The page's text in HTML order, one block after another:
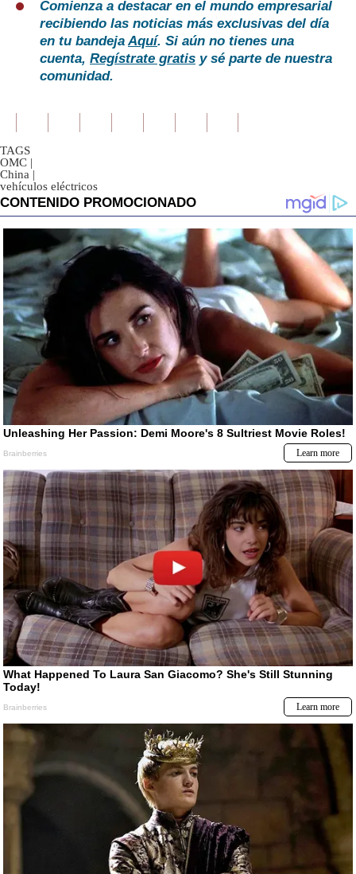
Comienza a destacar en el mundo empresarial
recibiendo las noticias más exclusivas del día
en tu bandejaAquí. Si aún no tienes una
cuenta, Regístrate gratis y sé parte de nuestra
comunidad.
TAGS
OMC |
China |
vehículos eléctricos